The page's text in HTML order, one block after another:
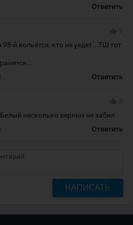
Ответить
й вольётся, кто не уедет...ТШ тот
Ответить
Белый несколько верных не забил
Ответить
НАПИСАТЬ